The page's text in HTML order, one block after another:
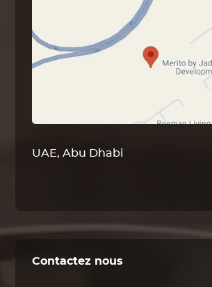
UAE, Abu Dhabi
Contactez nous